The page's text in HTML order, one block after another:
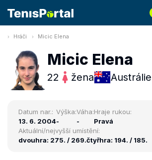
Hráči Micic Elena
Micic Elena
22 žena Austrálie
Datum nar.:
13. 6. 2004
Výška:
-
Váha:
-
Hraje rukou:
Pravá
Aktuální/nejvyšší umístění:
dvouhra: 275. / 269.čtyřhra: 194. / 185.